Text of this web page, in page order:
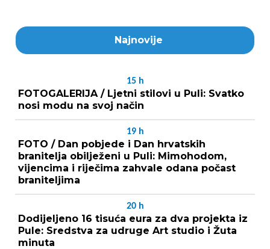
Najnovije
15 h
FOTOGALERIJA / Ljetni stilovi u Puli: Svatko
nosi modu na svoj način
19 h
FOTO / Dan pobjede i Dan hrvatskih
branitelja obilježeni u Puli: Mimohodom,
vijencima i riječima zahvale odana počast
braniteljima
20 h
Dodijeljeno 16 tisuća eura za dva projekta iz
Pule: Sredstva za udruge Art studio i Žuta
minuta